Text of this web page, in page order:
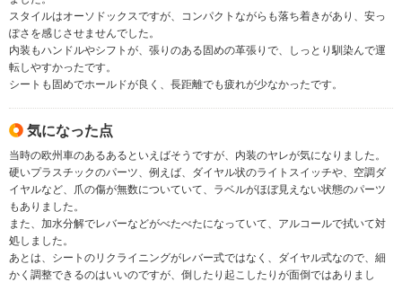
スタイルはオーソドックスですが、コンパクトながらも落ち着きがあり、安っ
ぽさを感じさせませんでした。
内装もハンドルやシフトが、張りのある固めの革張りで、しっとり馴染んで運
転しやすかったです。
シートも固めでホールドが良く、長距離でも疲れが少なかったです。
気になった点
当時の欧州車のあるあるといえばそうですが、内装のヤレが気になりました。
硬いプラスチックのパーツ、例えば、ダイヤル状のライトスイッチや、空調ダ
イヤルなど、爪の傷が無数についていて、ラベルがほぼ見えない状態のパーツ
もありました。
また、加水分解でレバーなどがべたべたになっていて、アルコールで拭いて対
処しました。
あとは、シートのリクライニングがレバー式ではなく、ダイヤル式なので、細
かく調整できるのはいいのですが、倒したり起こしたりが面倒ではありまし